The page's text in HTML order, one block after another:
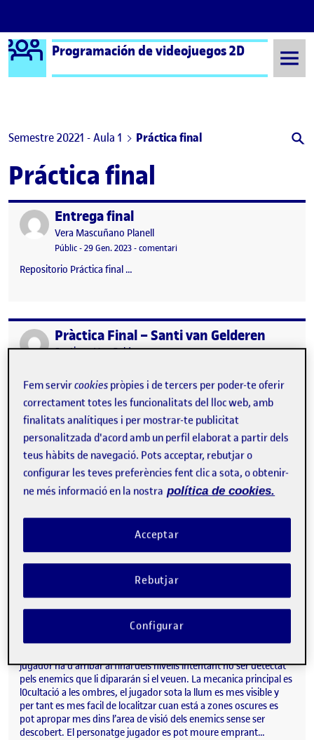
Saltar al contingut
Logo Ágora
Programación de videojuegos 2D
Semestre 20221 - Aula 1 Práctica final
Práctica final
Publicat perEntrega final
Publicat per
Vera Mascuñano Planell
Visibilitat:
Públic-Data de publicació
29 Gen. 202329 gener, 2023 4:57 am
-comentariel Entrega final
Repositorio Práctica final …
Publicat perPràctica Final – Santi van Gelderen
Publicat per
Santiago Van Gelderen
URL Repositori Gitlab: https://gitlab.com/svangelderen/practica-
final Práctica final …
Publicat perPEC 4 (final) – Trouble in the Dungeon
Publicat per
Tomás Ruiz Martín
Visibilitat:
Públic -Data de publicació
27 Gen. 2023 -1 comentaria PEC 4 (final) – Trouble in the
Video: https://youtu.be/3qOO4RGhbGI Repositorio:
https://gitlab.com/Anleus/pec4 Práctica final …
Publicat perPractica Final – Phantom Intruder
Data de publicació
27 Gen. 2023-2 comentaris
jugador ha d’arribar al final dels nivells intentant no ser detectat
pels enemics que li dipararán si el veuen. La mecanica principal es
l0cultació a les ombres, el jugador sota la llum es mes visible y
per tant es mes facil de localitzar cuan está a zones oscures es
pot apropar mes dins l’area de visió dels enemics sense ser
descobert. El personatge jugador es pot moure emprant…
Fem servircookies pròpies i de tercers per poder-te oferir
correctament totes les funcionalitats del lloc web, amb
finalitats analítiques i per mostrar-te publicitat
personalitzada d'acord amb un perfil elaborat a partir dels
teus hàbits de navegació. Pots acceptar, rebutjar o
configurar les teves preferències fent clic a sota, o obtenir-
ne més informació en la nostra política de cookies.
Rebutjar
Acceptar
Configurar